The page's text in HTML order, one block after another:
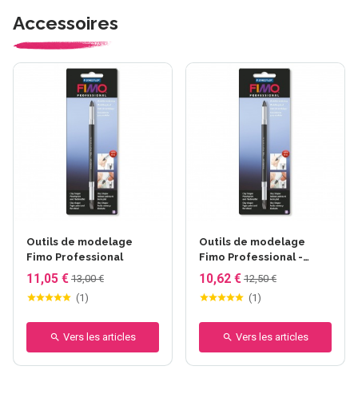
Accessoires
Outils de modelage
Fimo Professional
11,05 € 13,00 €
(1 )
Vers les articles
Outils de modelage
Fimo Professional -
FIMO TOOL - Embout
Caoutchouc
10,62 € 12,50 €
(1 )
Vers les articles